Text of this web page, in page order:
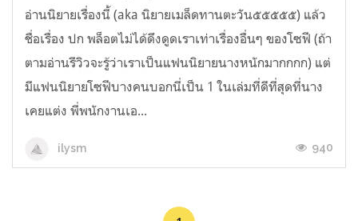
อ่านนิยายเรื่องนี้ (aka นิยายเมล็ดทานตะวัน๕๕๕๕๕) แล้ว
ชื่อเรื่อง ปก พล็อตไม่ได้ดึงดูดเราเท่าเรื่องอื่นๆ ของโซฟี (ถ้า
ตามอ่านรีวิวจะรู้ว่าเราเป็นแฟนนิยายนางหนักมากกกก) แต่
มีแฟนนิยายโซฟีบางคนบอกนี่เป็น 1 ในเล่มที่ดีที่สุดที่นาง
เคยแต่ง พี่พนักงานเอ...
ilysm 940